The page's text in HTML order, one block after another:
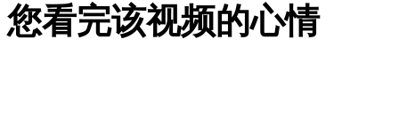
2012年中国最具幸福感城市榜单曝光
您看完该视频的心情